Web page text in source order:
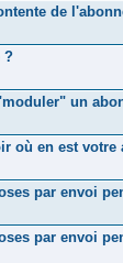
de
?
un
où en est votre
par envoi
par envoi